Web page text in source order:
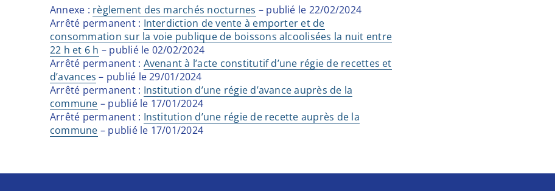
Annexe : règlement des marchés nocturnes – publié le 22/02/2024
Arrêté permanent : Interdiction de vente à emporter et de
consommation sur la voie publique de boissons alcoolisées la nuit entre
22 h et 6 h – publié le 02/02/2024
Arrêté permanent : Avenant à l’acte constitutif d’une régie de recettes et
d’avances – publié le 29/01/2024
Arrêté permanent : Institution d’une régie d’avance auprès de la
commune – publié le 17/01/2024
Arrêté permanent : Institution d’une régie de recette auprès de la
commune – publié le 17/01/2024